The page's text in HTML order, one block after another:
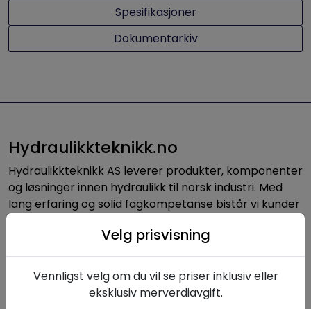
Spesifikasjoner
Dokumentarkiv
Hydraulikkteknikk.no
Hydraulikkteknikk AS leverer produkter, komponenter
og løsninger innen hydraulikk til norsk industri. Med
lang erfaring og solid fagkompetanse bistår vi kunder
hydrauliske systemer.
Nyttige linker
Velg prisvisning
Vennligst velg om du vil se priser inklusiv eller
eksklusiv merverdiavgift.